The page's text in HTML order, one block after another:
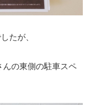
たが、
の東側の駐車スペ